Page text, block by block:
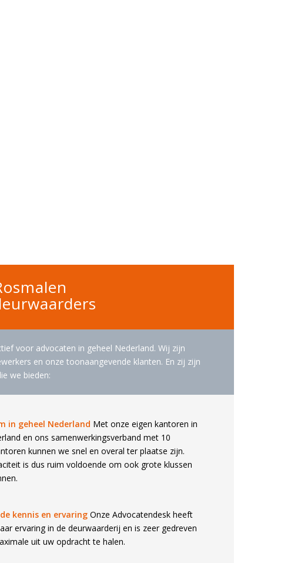
voor advocaten in geheel Nederland. Wij zijn
en onze toonaangevende klanten. En zij zijn
we bieden:
in geheel Nederland Met onze eigen kantoren in
en ons samenwerkingsverband met 10
kunnen we snel en overal ter plaatse zijn.
is dus ruim voldoende om ook grote klussen
kennis en ervaring Onze Advocatendesk heeft
ervaring in de deurwaarderij en is zeer gedreven
uit uw opdracht te halen.